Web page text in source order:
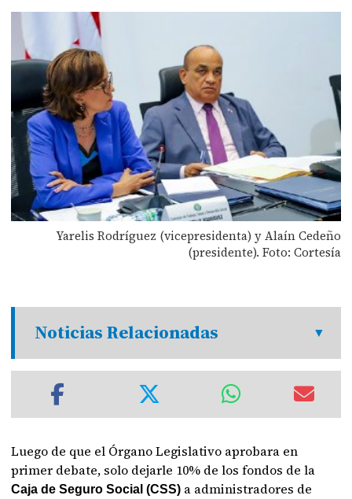
Yarelis Rodríguez (vicepresidenta) y Alaín Cedeño
(presidente). Foto: Cortesía
Noticias Relacionadas
Luego de que el Órgano Legislativo aprobara en
primer debate, solo dejarle 10% de los fondos de la
Caja de Seguro Social (CSS) a administradores de